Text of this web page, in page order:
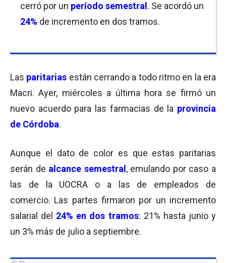
cerró por un período semestral . Se acordó un
24% de incremento en dos tramos.
Las paritarias están cerrando a todo ritmo en la era
Macri. Ayer, miércoles a última hora se firmó un
nuevo acuerdo para las farmacias de la provincia
de Córdoba.
Aunque el dato de color es que estas paritarias
serán de alcance semestral , emulando por caso a
las de la UOCRA o a las de empleados de
comercio. Las partes firmaron por un incremento
salarial del 24% en dos tramos: 21% hasta junio y
un 3% más de julio a septiembre.